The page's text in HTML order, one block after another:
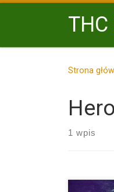
Przejdź do treści
Strona
1 wpis